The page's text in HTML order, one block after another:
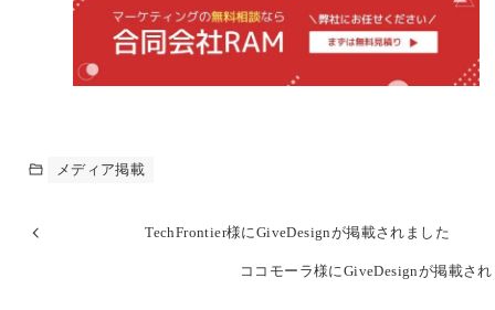
メディア掲載
TechFrontier様にGiveDesignが掲載されました
ココモーラ様にGiveDesignが掲載さ